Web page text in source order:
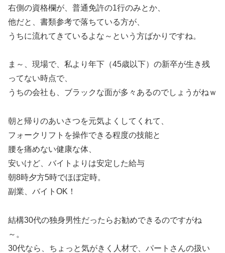
右側の資格欄が、普通免許の1行のみとか、
他だと、書類参考で落ちている方が、
うちに流れてきているよな～という方ばかりですね。
ま～、現場で、私より年下（45歳以下）の新卒が生き残
ってない時点で、
うちの会社も、ブラックな面が多々あるのでしょうがねｗ
朝と帰りのあいさつを元気よくしてくれて、
フォークリフトを操作できる程度の技能と
腰を痛めない健康な体、
安いけど、バイトよりは安定した給与
朝8時夕方5時でほぼ定時。
副業、バイトOK！
結構30代の独身男性だったらお勧めできるのですがね
～。
30代なら、ちょっと気がきく人材で、パートさんの扱い